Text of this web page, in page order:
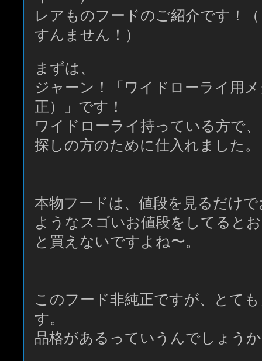
レアものフードのご紹介です！
すんません！）
まずは、
ジャーン！「ワイドローライ用
正）」です！
ワイドローライ持っている方で
探しの方のために仕入れました。
本物フードは、値段を見るだけ
ようなスゴいお値段をしてると
と買えないですよね〜。
このフード非純正ですが、とて
す。
品格があるっていうんでしょう